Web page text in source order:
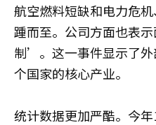
航空燃料短缺和电力危
踵而至。公司方面也表
制’。这一事件显示了
个国家的核心产业。
统计数据更加严酷。今